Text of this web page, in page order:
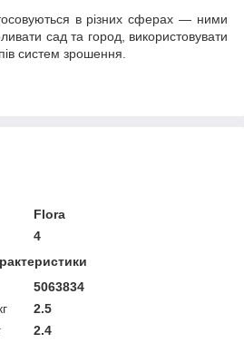
в різних сферах — ними
сад та город, використовувати
систем зрошення.
Flora
4
5063834
2.5
2.4